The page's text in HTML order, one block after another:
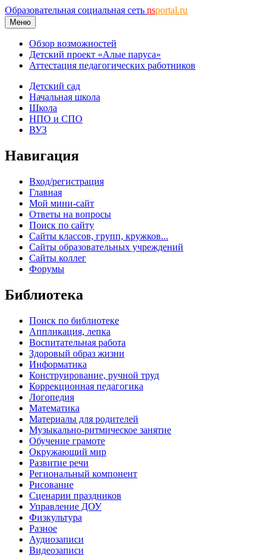
Образовательная социальная сеть nsportal.ru
Меню
Обзор возможностей
Детский проект «Алые паруса»
Аттестация педагогических работников
Детский сад
Начальная школа
Школа
НПО и СПО
ВУЗ
Навигация
Вход/регистрация
Главная
Мой мини-сайт
Ответы на вопросы
Поиск по сайту
Сайты классов, групп, кружков...
Сайты образовательных учреждений
Сайты коллег
Форумы
Библиотека
Поиск по библиотеке
Аппликация, лепка
Воспитательная работа
Здоровый образ жизни
Информатика
Конструирование, ручной труд
Коррекционная педагогика
Логопедия
Математика
Материалы для родителей
Музыкально-ритмическое занятие
Обучение грамоте
Окружающий мир
Развитие речи
Региональный компонент
Рисование
Сценарии праздников
Управление ДОУ
Физкультура
Разное
Аудиозаписи
Видеозаписи